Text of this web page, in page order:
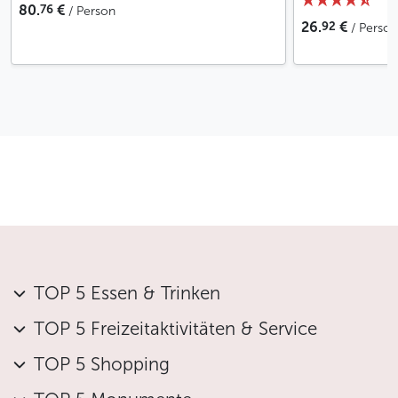
zweiter Guide eingesetzt
Start- und Endpunkt der Tour zur Verfügung
Die Nutzung der E-Scooter ist Kindern unter 150
cm Körpergröße, schwangeren Frauen, Personen
über 120 kg sowie Personen unter Alkohol- oder
Drogeneinfluss untersagt
80.76 € / Person
26.92 € / Person
TOP 5 Essen & Trinken
TOP 5 Freizeitaktivitäten & Service
TOP 5 Shopping